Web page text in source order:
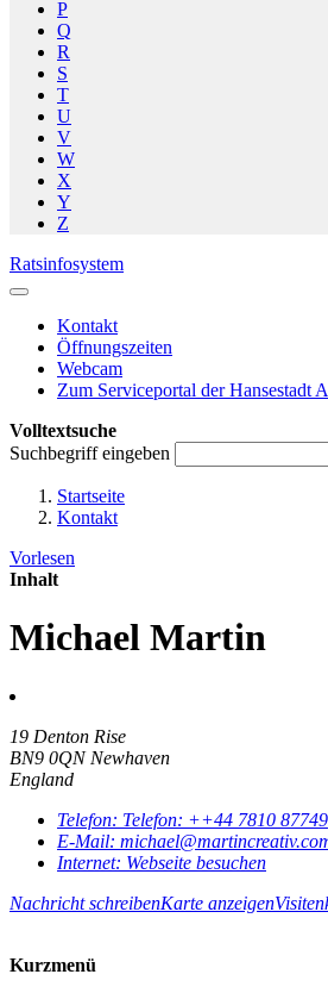
P
Q
R
S
T
U
V
W
X
Y
Z
Ratsinfosystem
Kontakt
Öffnungszeiten
Webcam
Zum Serviceportal der Hansestadt
Volltextsuche
Suchbegriff eingeben
Startseite
Kontakt
Vorlesen
Inhalt
Michael Martin
19 Denton Rise
BN9 0QN Newhaven
England
Telefon: Telefon: ++44 7810 87749
E-Mail:
Internet: Webseite besuchen
Nachricht schreibenKarte anzeigen
Kurzmenü